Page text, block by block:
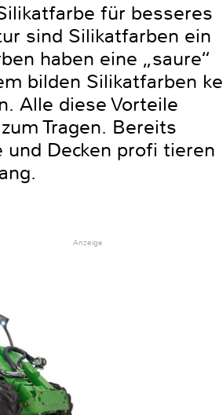
für besseres
sind Silikatfarben ein
haben eine „saure“
bilden Silikatfarben
Alle diese Vorteile
Tragen. Bereits
Decken profi tieren
Anzeige